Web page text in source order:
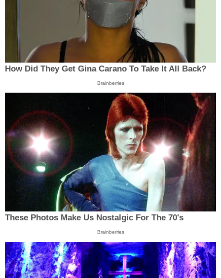
How Did They Get Gina Carano To Take It All Back?
Brainberries
These Photos Make Us Nostalgic For The 70's
Brainberries